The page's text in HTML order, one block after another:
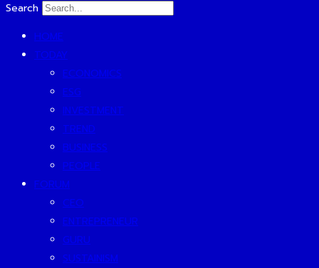
Search
HOME
TODAY
ECONOMICS
ESG
INVESTMENT
TREND
BUSINESS
PEOPLE
FORUM
CEO
ENTREPRENEUR
GURU
SUSTAINISM